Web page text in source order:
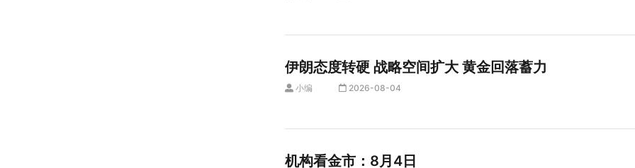
伊朗态度转硬 战略空间扩大 黄金回落蓄力
小编 2026-08-04
机构看金市：8月4日